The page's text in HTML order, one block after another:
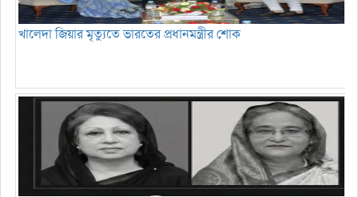
খালেদা জিয়ার মৃত্যুতে ভারতের প্রধানমন্ত্রীর শোক